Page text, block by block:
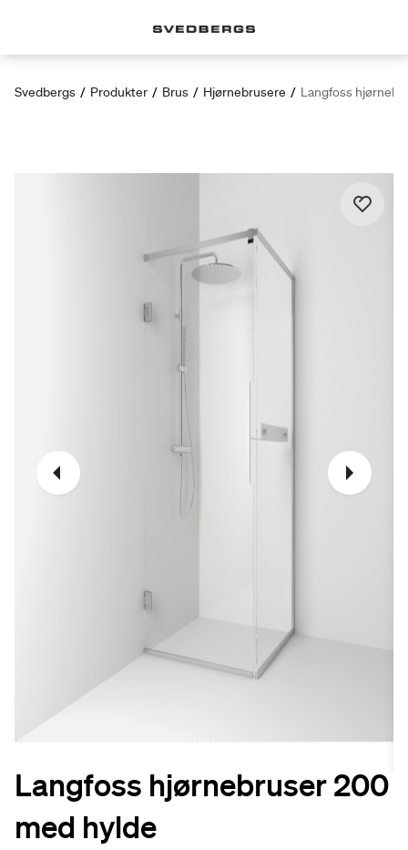
Svedbergs / Produkter / Brus / Hjørnebrusere / Langfoss
Langfoss hjørnebruser 200
med hylde